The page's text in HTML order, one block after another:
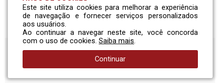
Solicite um orçamento
Este site utiliza cookies para melhorar a experiência
de navegação e fornecer serviços personalizados
aos usuários.
Ao continuar a navegar neste site, você concorda
com o uso de cookies. Saiba mais.
Continuar